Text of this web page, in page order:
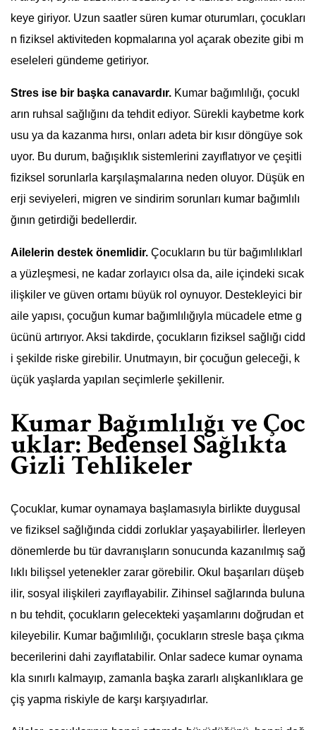
keye giriyor. Uzun saatler süren kumar oturumları, çocukları
n fiziksel aktiviteden kopmalarına yol açarak obezite gibi m
eseleleri gündeme getiriyor.
Stres ise bir başka canavardır. Kumar bağımlılığı, çocukl
arın ruhsal sağlığını da tehdit ediyor. Sürekli kaybetme kork
usu ya da kazanma hırsı, onları adeta bir kısır döngüye sok
uyor. Bu durum, bağışıklık sistemlerini zayıflatıyor ve çeşitli
fiziksel sorunlarla karşılaşmalarına neden oluyor. Düşük en
erji seviyeleri, migren ve sindirim sorunları kumar bağımlılı
ğının getirdiği bedellerdir.
Ailelerin destek önemlidir. Çocukların bu tür bağımlılıklarl
a yüzleşmesi, ne kadar zorlayıcı olsa da, aile içindeki sıcak
ilişkiler ve güven ortamı büyük rol oynuyor. Destekleyici bir
aile yapısı, çocuğun kumar bağımlılığıyla mücadele etme g
ücünü artırıyor. Aksi takdirde, çocukların fiziksel sağlığı cidd
i şekilde riske girebilir. Unutmayın, bir çocuğun geleceği, k
üçük yaşlarda yapılan seçimlerle şekillenir.
Kumar Bağımlılığı ve Çoc
uklar: Bedensel Sağlıkta
Gizli Tehlikeler
Çocuklar, kumar oynamaya başlamasıyla birlikte duygusal
ve fiziksel sağlığında ciddi zorluklar yaşayabilirler. İlerleyen
dönemlerde bu tür davranışların sonucunda kazanılmış sağ
lıklı bilişsel yetenekler zarar görebilir. Okul başarıları düşeb
ilir, sosyal ilişkileri zayıflayabilir. Zihinsel sağlarında buluna
n bu tehdit, çocukların gelecekteki yaşamlarını doğrudan et
kileyebilir. Kumar bağımlılığı, çocukların stresle başa çıkma
becerilerini dahi zayıflatabilir. Onlar sadece kumar oynama
kla sınırlı kalmayıp, zamanla başka zararlı alışkanlıklara ge
çiş yapma riskiyle de karşı karşıyadırlar.